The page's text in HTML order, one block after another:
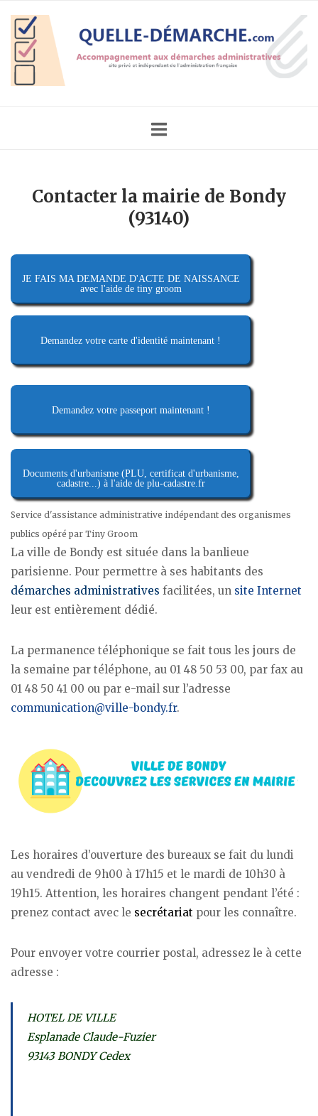
content
Home
Contacter la mairie de Bondy
(93140)
JE FAIS MA DEMANDE D'ACTE DE NAISSANCE
avec l'aide de tiny groom
Demandez votre carte d'identité maintenant !
Demandez votre passeport maintenant !
Documents d'urbanisme (PLU, certificat d'urbanisme,
cadastre...) à l'aide de plu-cadastre.fr
Service d'assistance administrative indépendant des organismes
publics opéré par Tiny Groom
La ville de Bondy est située dans la banlieue
parisienne. Pour permettre à ses habitants des
démarches administratives facilitées, un site Internet
leur est entièrement dédié.
La permanence téléphonique se fait tous les jours de
la semaine par téléphone, au 01 48 50 53 00, par fax au
01 48 50 41 00 ou par e-mail sur l’adresse
communication@ville-bondy.fr.
Les horaires d’ouverture des bureaux se fait du lundi
au vendredi de 9h00 à 17h15 et le mardi de 10h30 à
19h15. Attention, les horaires changent pendant l’été :
prenez contact avec le secrétariat pour les connaître.
Pour envoyer votre courrier postal, adressez le à cette
adresse :
HOTEL DE VILLE
Esplanade Claude-Fuzier
93143 BONDY Cedex